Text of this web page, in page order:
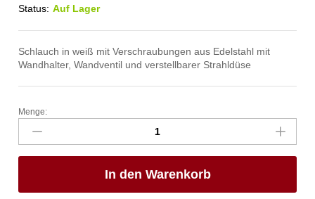
Status: Auf Lager
Schlauch in weiß mit Verschraubungen aus Edelstahl mit
Wandhalter, Wandventil und verstellbarer Strahldüse
spa
Kneipp'sche
Garnitur
3/4"
27mm
Menge:
In den Warenkorb